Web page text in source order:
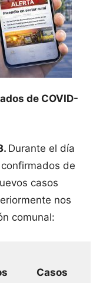
de COVID-
Durante el día
de
casos
nos
comunal:
Casos